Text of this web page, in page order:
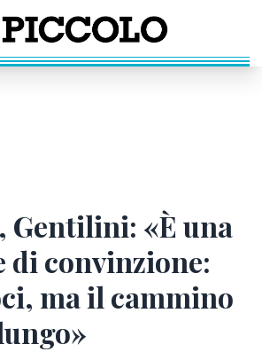
Gentilini: «È una
di convinzione:
ma il cammino